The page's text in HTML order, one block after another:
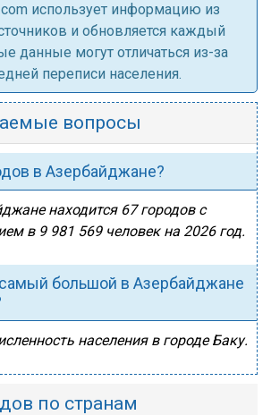
использует информацию из
и обновляется каждый
данные могут отличаться из-за
переписи населения.
вопросы
в Азербайджане?
находится 67 городов с
в 9 981 569 человек на 2026 год.
самый большой в Азербайджане
населения в городе Баку.
по странам